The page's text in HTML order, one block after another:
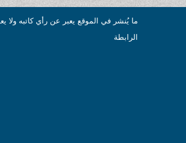
ما يُنشر في الموقع يعبر عن رأي كاتبه ولا
الرابطة